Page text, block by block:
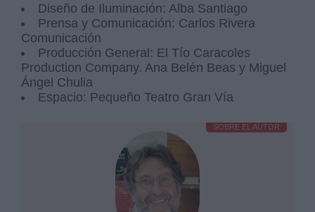
Diseño de Iluminación: Alba Santiago
Prensa y Comunicación: Carlos Rivera
Comunicación
Producción General: El Tío Caracoles
Production Company. Ana Belén Beas y Miguel
Ángel Chulia
Espacio: Pequeño Teatro Gran Vía
SOBRE EL AUTOR